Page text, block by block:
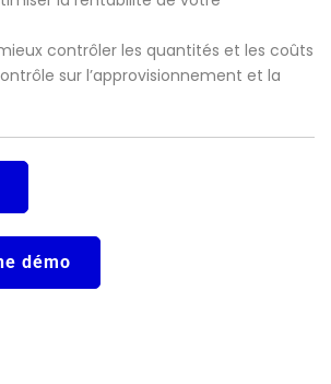
contrôler les quantités et les coûts
sur l’approvisionnement et la
démo